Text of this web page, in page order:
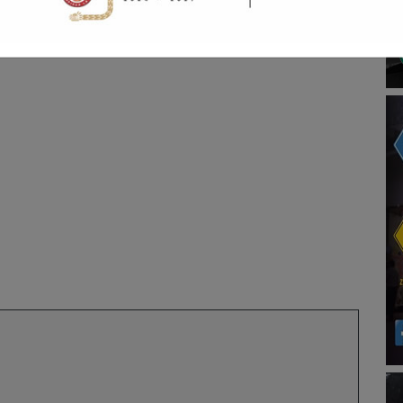
las redes, por su "corazón de influencers".